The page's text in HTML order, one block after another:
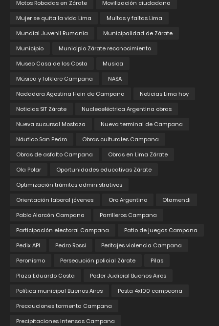
Motos Robadas en Zárate
Movilización ciudadana
Mujer se quita la vida Lima
Multas y faltas Lima
Mundial Juvenil Rumania
Municipalidad de Zárate
Municipio
Municipio Zárate reconocimiento
Museo Casa de los Costa
Musica
Música y folklore Campana
NASA
Nadadora Agostina Hein de Campana
Noticias Lima hoy
Noticias SIT Zárate
Nucleoeléctrica Argentina obras
Nueva sucursal Mostaza
Nueva terminal de Campana
Náutico San Pedro
Obras culturales Campana
Obras de asfalto Campana
Obras en Lima Zárate
Ola Polar
Oportunidades educativas Zárate
Optimización trámites administrativos
Orientación laboral jóvenes
Oro Argentino
Otamendi
Pablo Alarcón Campana
Parrilleros Campana
Participación electoral Campana
Patio de juegos Campana
Pedix API
Pedro Rossi
Peritajes violencia Campana
Peronismo
Persecución policial Zárate
Pilas
Plaza Eduardo Costa
Poder Judicial Buenos Aires
Política municipal Buenos Aires
Posta 4x100 campeona
Precauciones tormenta Campana
Precipitaciones intensas Campana